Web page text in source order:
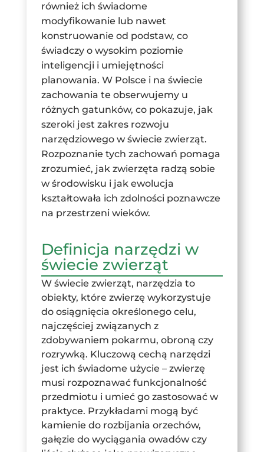
również ich świadome
modyfikowanie lub nawet
konstruowanie od podstaw, co
świadczy o wysokim poziomie
inteligencji i umiejętności
planowania. W Polsce i na świecie
zachowania te obserwujemy u
różnych gatunków, co pokazuje, jak
szeroki jest zakres rozwoju
narzędziowego w świecie zwierząt.
Rozpoznanie tych zachowań pomaga
zrozumieć, jak zwierzęta radzą sobie
w środowisku i jak ewolucja
kształtowała ich zdolności poznawcze
na przestrzeni wieków.
Definicja narzędzi w
świecie zwierząt
W świecie zwierząt, narzędzia to
obiekty, które zwierzę wykorzystuje
do osiągnięcia określonego celu,
najczęściej związanych z
zdobywaniem pokarmu, obroną czy
rozrywką. Kluczową cechą narzędzi
jest ich świadome użycie – zwierzę
musi rozpoznawać funkcjonalność
przedmiotu i umieć go zastosować w
praktyce. Przykładami mogą być
kamienie do rozbijania orzechów,
gałęzie do wyciągania owadów czy